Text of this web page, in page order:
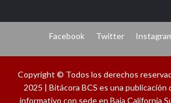
Facebook Twitter
Copyright © Todos los derechos
2025 | Bitácora BCS es una
informativo con sede en Baja California